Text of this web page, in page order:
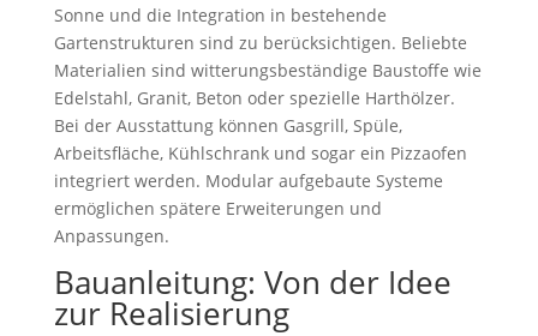
Sonne und die Integration in bestehende
Gartenstrukturen sind zu berücksichtigen. Beliebte
Materialien sind witterungsbeständige Baustoffe wie
Edelstahl, Granit, Beton oder spezielle Harthölzer.
Bei der Ausstattung können Gasgrill, Spüle,
Arbeitsfläche, Kühlschrank und sogar ein Pizzaofen
integriert werden. Modular aufgebaute Systeme
ermöglichen spätere Erweiterungen und
Anpassungen.
Bauanleitung: Von der Idee
zur Realisierung